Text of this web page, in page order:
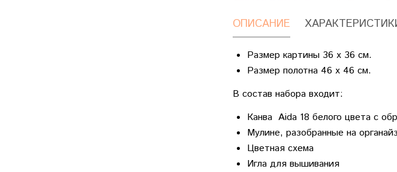
ОПИСАНИЕ
Размер картины 36 х 36 см.
Размер полотна 46 х 46 см.
В состав набора входит:
Канва Aida 18 белого цвета с
Мулине, разобранные на
Цветная схема
Игла для вышивания